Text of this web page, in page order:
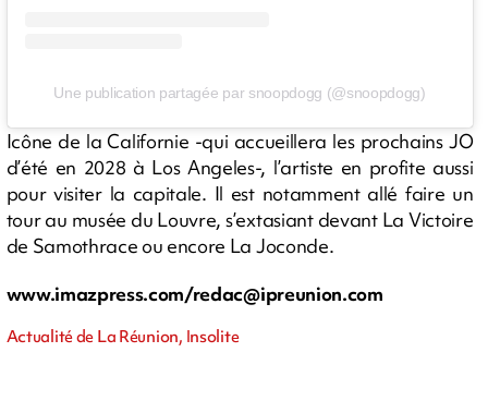
Une publication partagée par snoopdogg (@snoopdogg)
Icône de la Californie -qui accueillera les prochains JO
d’été en 2028 à Los Angeles-, l’artiste en profite aussi
pour visiter la capitale. Il est notamment allé faire un
tour au musée du Louvre, s’extasiant devant La Victoire
de Samothrace ou encore La Joconde.
www.imazpress.com/redac@ipreunion.com
Actualité de La Réunion, Insolite